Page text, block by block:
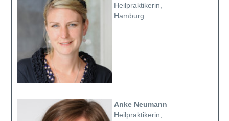
Heilpraktikerin,
Hamburg
Anke Neumann
Heilpraktikerin,